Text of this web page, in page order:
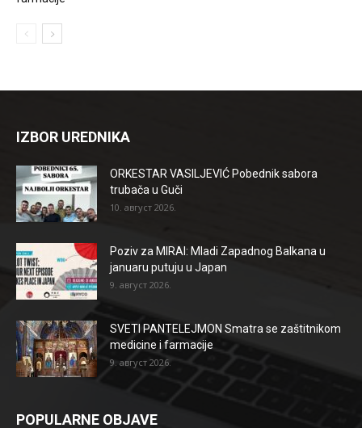
IZBOR UREDNIKA
ORKESTAR VASILJEVIĆ Pobednik sabora
trubača u Guči
10. август 2026.
Poziv za MIRAI: Mladi Zapadnog Balkana u
januaru putuju u Japan
9. август 2026.
SVETI PANTELEJMON Smatra se zaštitnikom
medicine i farmacije
9. август 2026.
POPULARNE OBJAVE